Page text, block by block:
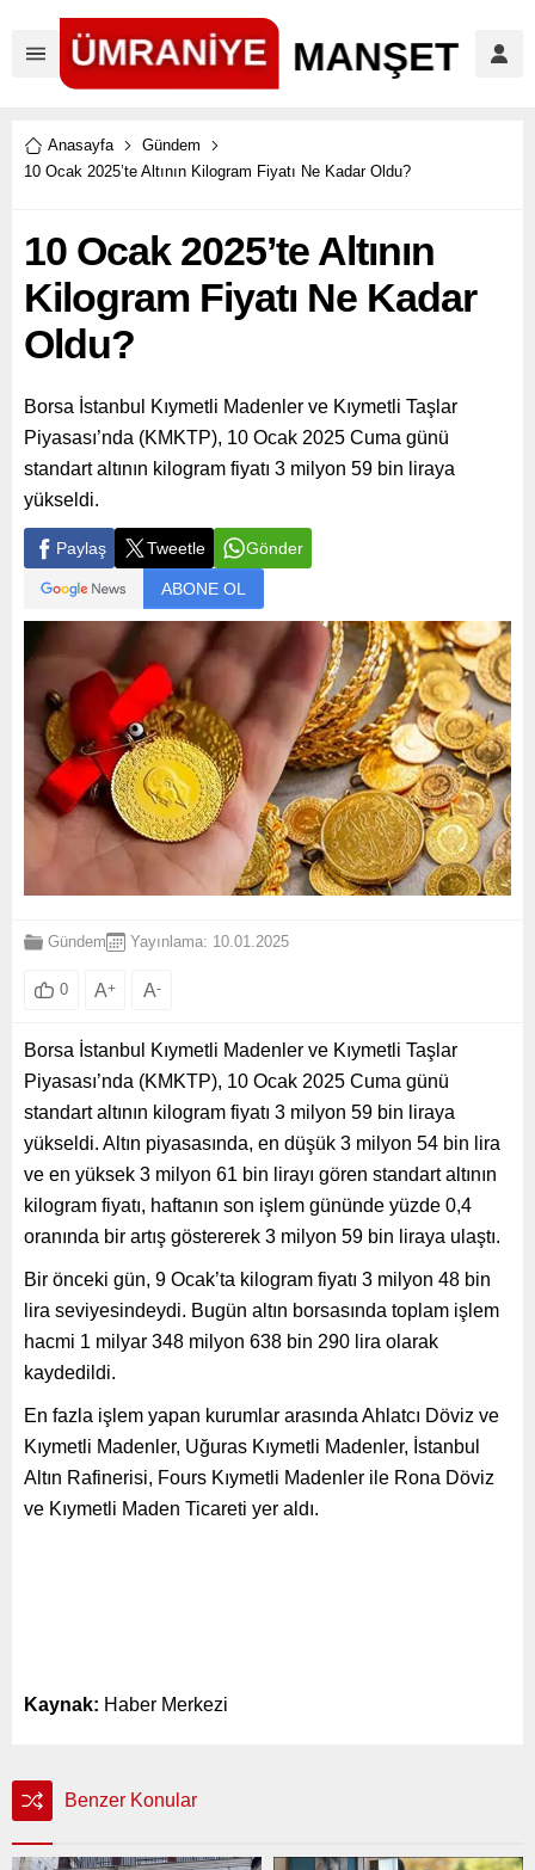
Anasayfa
Gündem
10 Ocak 2025’te Altının Kilogram Fiyatı Ne Kadar Oldu?
10 Ocak 2025’te Altının
Kilogram Fiyatı Ne Kadar
Oldu?
Borsa İstanbul Kıymetli Madenler ve Kıymetli Taşlar
Piyasası’nda (KMKTP), 10 Ocak 2025 Cuma günü
standart altının kilogram fiyatı 3 milyon 59 bin liraya
yükseldi.
Paylaş Tweetle Gönder
ABONE OL
Gündem Yayınlama: 10.01.2025
0 A+ A-
Borsa İstanbul Kıymetli Madenler ve Kıymetli Taşlar
Piyasası’nda (KMKTP), 10 Ocak 2025 Cuma günü
standart altının kilogram fiyatı 3 milyon 59 bin liraya
yükseldi. Altın piyasasında, en düşük 3 milyon 54 bin lira
ve en yüksek 3 milyon 61 bin lirayı gören standart altının
kilogram fiyatı, haftanın son işlem gününde yüzde 0,4
oranında bir artış göstererek 3 milyon 59 bin liraya ulaştı.
Bir önceki gün, 9 Ocak’ta kilogram fiyatı 3 milyon 48 bin
lira seviyesindeydi. Bugün altın borsasında toplam işlem
hacmi 1 milyar 348 milyon 638 bin 290 lira olarak
kaydedildi.
En fazla işlem yapan kurumlar arasında Ahlatcı Döviz ve
Kıymetli Madenler, Uğuras Kıymetli Madenler, İstanbul
Altın Rafinerisi, Fours Kıymetli Madenler ile Rona Döviz
ve Kıymetli Maden Ticareti yer aldı.
Kaynak: Haber Merkezi
Benzer Konular